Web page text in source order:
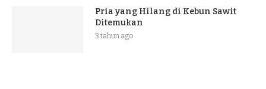
Pria yang Hilang di Kebun Sawit
Ditemukan
3 tahun ago